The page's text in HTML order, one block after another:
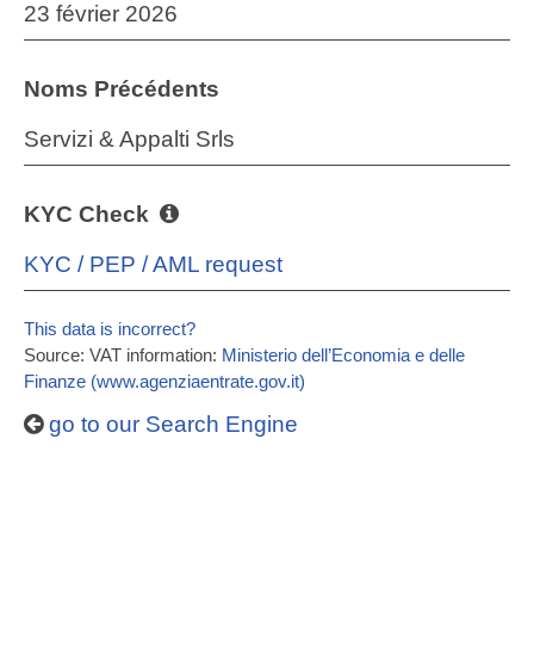
23 février 2026
Noms Précédents
Servizi & Appalti Srls
KYC Check
KYC / PEP / AML request
This data is incorrect?
Source: VAT information: Ministerio dell’Economia e delle
Finanze (www.agenziaentrate.gov.it)
go to our Search Engine